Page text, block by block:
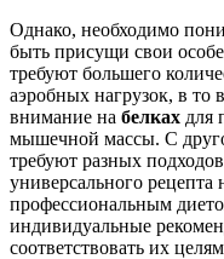
Однако, необходимо
быть присущи свои
требуют большего
аэробных нагрузок, в то
внимание на белках для
мышечной массы. С
требуют разных
универсального
профессиональным
индивидуальные
соответствовать их